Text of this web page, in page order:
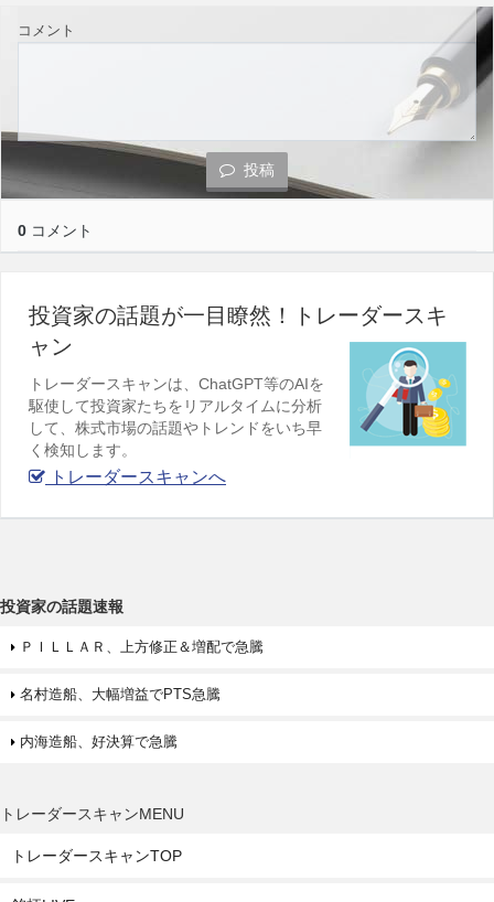
コメント
投稿
0 コメント
投資家の話題が一目瞭然！トレーダースキ
ャン
トレーダースキャンは、ChatGPT等のAIを
駆使して投資家たちをリアルタイムに分析
して、株式市場の話題やトレンドをいち早
く検知します。
トレーダースキャンへ
投資家の話題速報
ＰＩＬＬＡＲ、上方修正＆増配で急騰
名村造船、大幅増益でPTS急騰
内海造船、好決算で急騰
トレーダースキャンMENU
トレーダースキャンTOP